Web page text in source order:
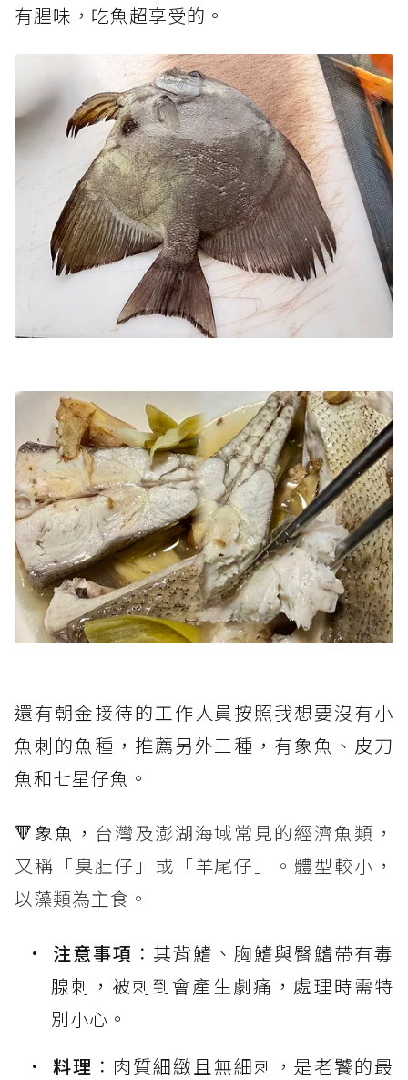
有腥味，吃魚超享受的。
還有朝金接待的工作人員按照我想要沒有小
魚刺的魚種，推薦另外三種，有象魚、皮刀
魚和七星仔魚。
🔻象魚， 台灣及澎湖海域常見的經濟魚類，
又稱「臭肚仔」或「羊尾仔」。體型較小，
以藻類為主食。
注意事項 ：其背鰭、胸鰭與臀鰭帶有毒
腺刺，被刺到會產生劇痛，處理時需特
別小心。
料理 ：肉質細緻且無細刺，是老饕的最